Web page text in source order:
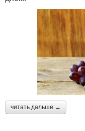
читать дальше →